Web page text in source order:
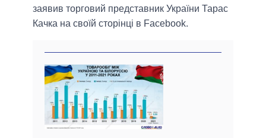
заявив торговий представник України Тарас
Качка на своїй сторінці в Facebook.